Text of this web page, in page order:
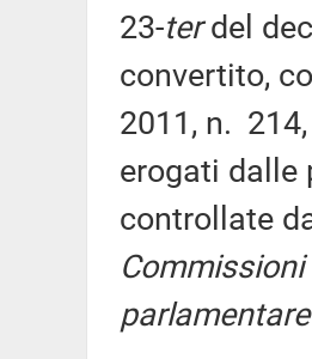
23-terdel
convertito,
2011, n.
erogati dalle
controllate
Commissioni